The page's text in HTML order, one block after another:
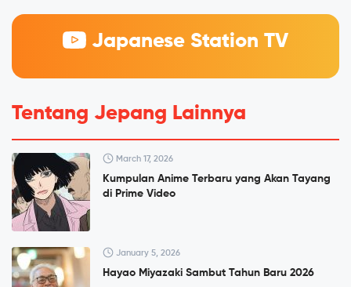
Japanese Station TV
Tentang Jepang Lainnya
March 17, 2026
Kumpulan Anime Terbaru yang Akan Tayang
di Prime Video
January 5, 2026
Hayao Miyazaki Sambut Tahun Baru 2026